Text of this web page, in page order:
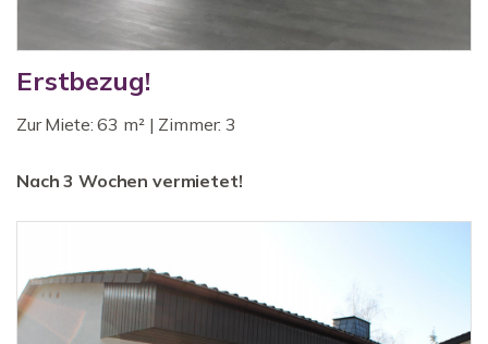
Erstbezug!
Zur Miete: 63 m² | Zimmer: 3
Nach 3 Wochen vermietet!